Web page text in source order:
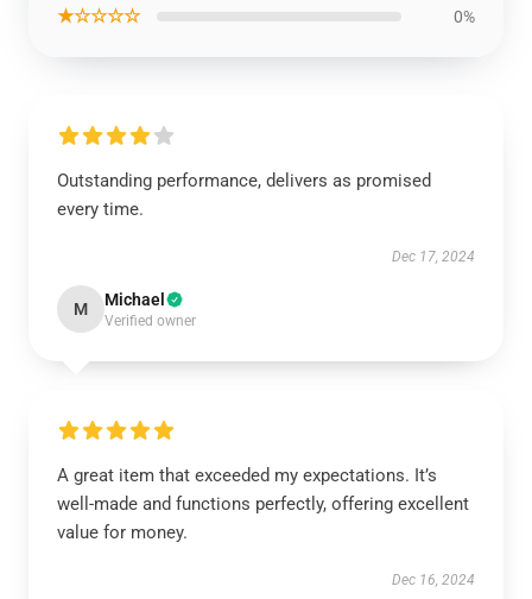
★☆☆☆☆ 0%
Outstanding performance, delivers as promised
every time.
Dec 17, 2024
M Michael
Verified owner
A great item that exceeded my expectations. It’s
well-made and functions perfectly, offering excellent
value for money.
Dec 16, 2024